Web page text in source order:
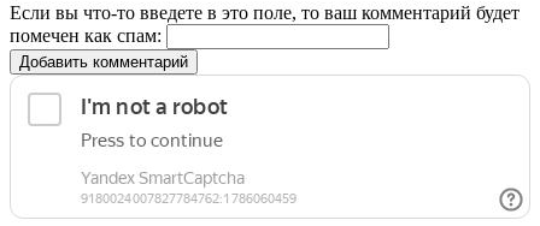
Если вы что-то введете в это поле, то ваш комментарий будет
помечен как спам:
Добавить комментарий